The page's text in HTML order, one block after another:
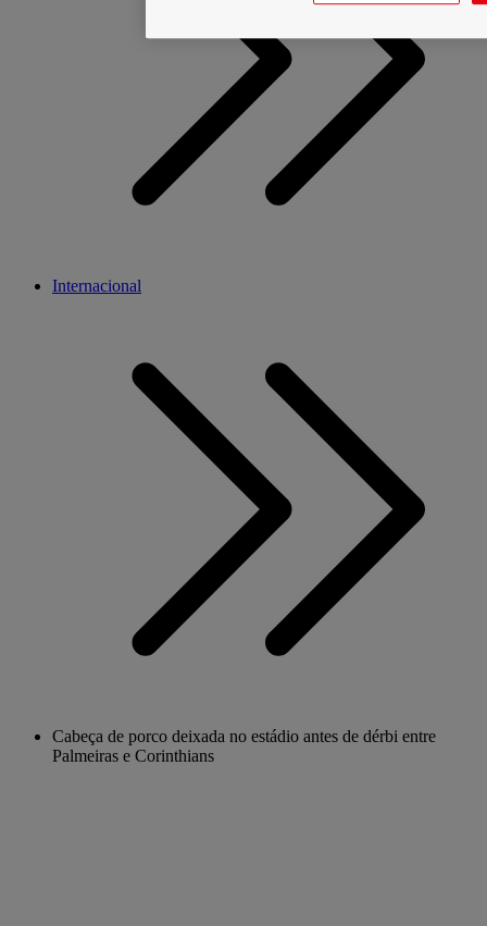
Internacional
Cabeça de porco deixada no estádio antes de dérbi entre
Palmeiras e Corinthians